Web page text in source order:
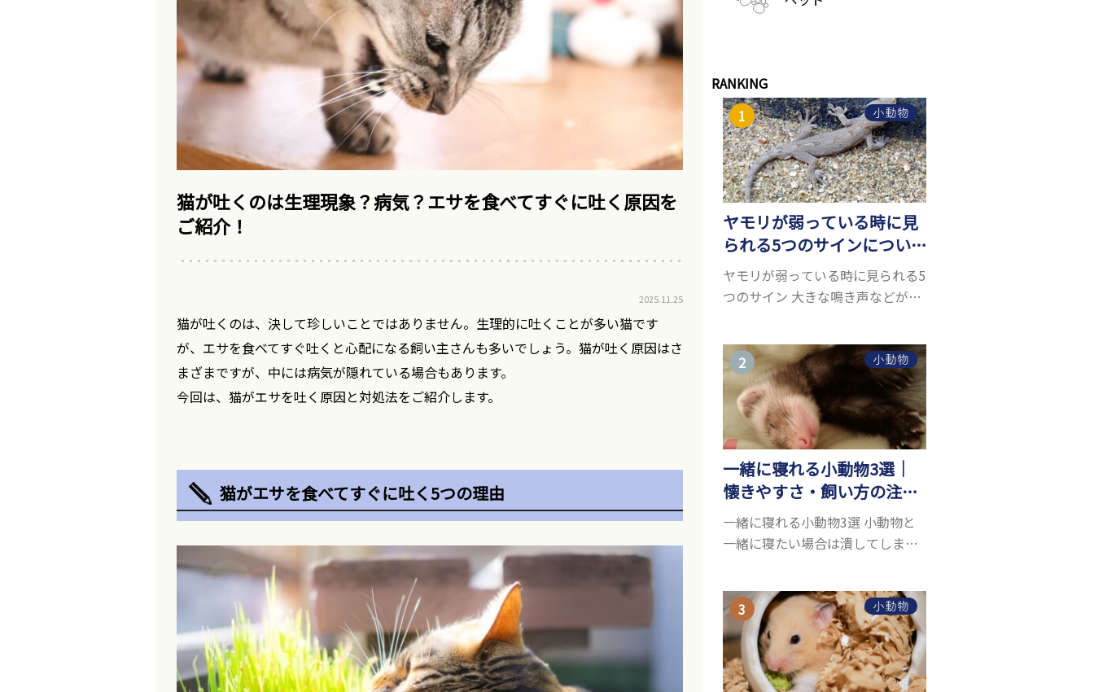
猫が吐くのは生理現象？病気？エサを食べてすぐに吐く原因を
ご紹介！
2025.11.25
猫が吐くのは、決して珍しいことではありません。生理的に吐くことが多い猫です
が、エサを食べてすぐ吐くと心配になる飼い主さんも多いでしょう。猫が吐く原因はさ
まざまですが、中には病気が隠れている場合もあります。
今回は、猫がエサを吐く原因と対処法をご紹介します。
猫がエサを食べてすぐに吐く5つの理由
RANKING
小動物
ヤモリが弱っている時に見
られる5つのサインについ
て詳しくご紹介！
ヤモリが弱っている時に見られる5
つのサイン 大きな鳴き声などがな
して人気が高まっているヤモリを
お迎えしたいと思う人も多いので
はないでしょうか...
小動物
一緒に寝れる小動物3選｜
懐きやすさ・飼い方の注意
点まで完全網羅！
一緒に寝れる小動物3選 小動物と
一緒に寝たい場合は潰してしまう
た、小動物は自分のスペースを大
切にする傾向があり、一緒に寝る
のは難しいことが多い...
小動物